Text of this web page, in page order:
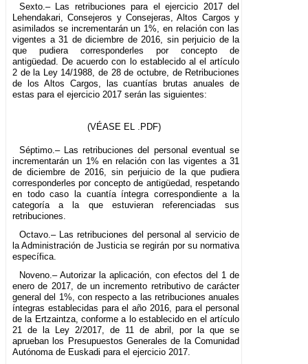
Sexto.– Las retribuciones para el ejercicio 2017 del
Lehendakari, Consejeros y Consejeras, Altos Cargos y
asimilados se incrementarán un 1%, en relación con las
vigentes a 31 de diciembre de 2016, sin perjuicio de la
que pudiera corresponderles por concepto de
antigüedad. De acuerdo con lo establecido al el artículo
2 de la Ley 14/1988, de 28 de octubre, de Retribuciones
de los Altos Cargos, las cuantías brutas anuales de
estas para el ejercicio 2017 serán las siguientes:
(VÉASE EL .PDF)
Séptimo.– Las retribuciones del personal eventual se
incrementarán un 1% en relación con las vigentes a 31
de diciembre de 2016, sin perjuicio de la que pudiera
corresponderles por concepto de antigüedad, respetando
en todo caso la cuantía íntegra correspondiente a la
categoría a la que estuvieran referenciadas sus
retribuciones.
Octavo.– Las retribuciones del personal al servicio de
la Administración de Justicia se regirán por su normativa
específica.
Noveno.– Autorizar la aplicación, con efectos del 1 de
enero de 2017, de un incremento retributivo de carácter
general del 1%, con respecto a las retribuciones anuales
íntegras establecidas para el año 2016, para el personal
de la Ertzaintza, conforme a lo establecido en el artículo
21 de la Ley 2/2017, de 11 de abril, por la que se
aprueban los Presupuestos Generales de la Comunidad
Autónoma de Euskadi para el ejercicio 2017.